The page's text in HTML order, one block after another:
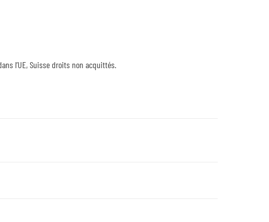
l’UE, Suisse droits non acquittés.